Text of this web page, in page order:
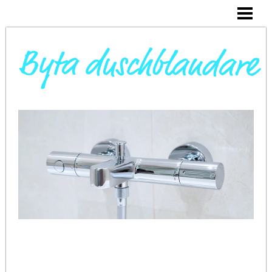
BYTA VARMVATTENBEREDARE
BYTA BLANDARE I HANDFAT